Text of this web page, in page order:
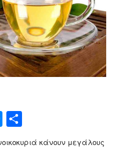
Messenger
κάνουν μεγάλους